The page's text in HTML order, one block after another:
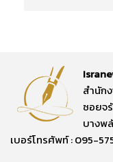
สำนัก
ซอยจ
บางพ
เบอร์โทรศัพท์ : 095-